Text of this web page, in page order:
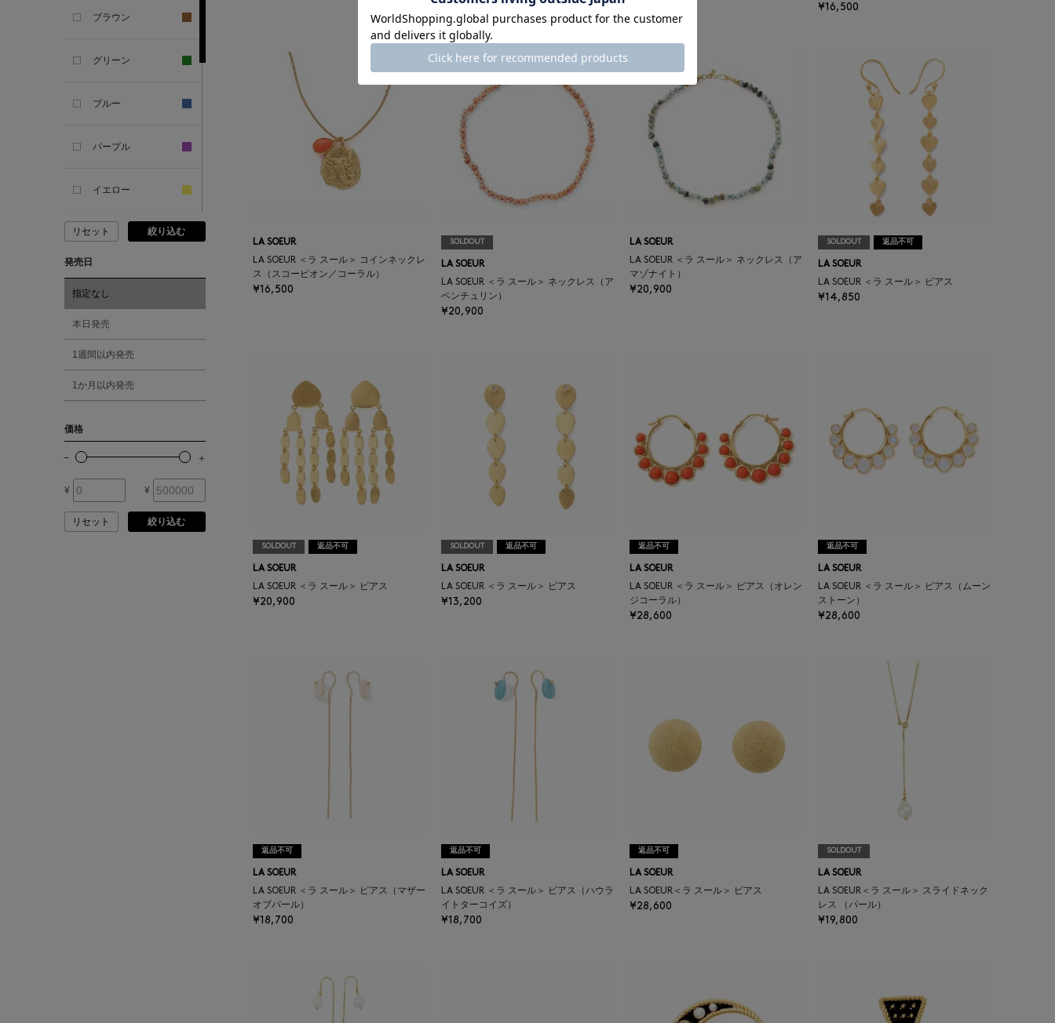
ASAUCE MELER
FIRENZE
ブラウン
グリーン
ブルー
パープル
イエロー
ピンク
レッド
オレンジ
シルバー
リセット 絞り込む
発売日
指定なし
本日発売
1週間以内発売
1か月以内発売
価格
¥ ¥
リセット 絞り込む
¥16,500
LA SOEUR
LA SOEUR ＜ラ スール＞ コインネックレ
ス（スコーピオン／コーラル）
¥16,500
SOLDOUT
LA SOEUR
LA SOEUR ＜ラ スール＞ ネックレス（ア
ベンチュリン）
¥20,900
LA SOEUR
LA SOEUR ＜ラ スール＞ ネックレス（ア
マゾナイト）
¥20,900
SOLDOUT 返品不可
LA SOEUR
LA SOEUR ＜ラ スール＞ ピアス
¥14,850
SOLDOUT 返品不可
LA SOEUR
LA SOEUR ＜ラ スール＞ ピアス
¥20,900
SOLDOUT 返品不可
LA SOEUR
LA SOEUR ＜ラ スール＞ ピアス
¥13,200
返品不可
LA SOEUR
LA SOEUR ＜ラ スール＞ ピアス（オレン
ジコーラル）
¥28,600
返品不可
LA SOEUR
LA SOEUR ＜ラ スール＞ ピアス（ムーン
ストーン）
¥28,600
返品不可
LA SOEUR
LA SOEUR ＜ラ スール＞ ピアス（マザー
オブパール）
¥18,700
返品不可
LA SOEUR
LA SOEUR ＜ラ スール＞ ピアス（ハウラ
イトターコイズ）
¥18,700
返品不可
LA SOEUR
LA SOEUR＜ラ スール＞ ピアス
¥28,600
SOLDOUT
LA SOEUR
LA SOEUR＜ラ スール＞ スライドネック
レス （パール）
¥19,800